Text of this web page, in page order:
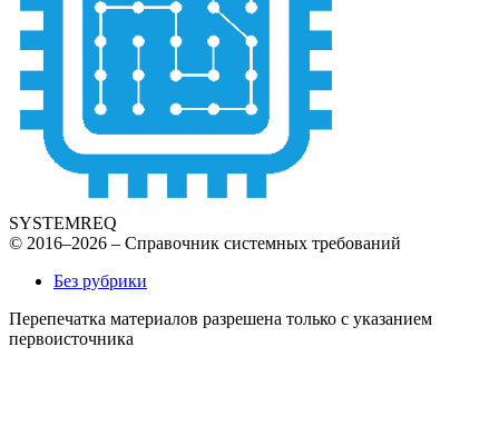
SYSTEMREQ
© 2016–2026 – Справочник системных требований
Без рубрики
Перепечатка материалов разрешена только с указанием
первоисточника